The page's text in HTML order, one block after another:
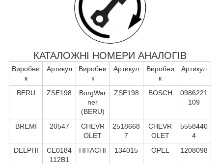
КАТАЛОЖНІ НОМЕРИ АНАЛОГІВ
Виробни
к
Артикул
Виробни
к
Артикул
Виробни
к
Артикул
BERU ZSE198
BorgWar
ner
(BERU)
ZSE198 BOSCH
0986221
109
BREMI 20547
CHEVR
OLET
2518668
7
CHEVR
OLET
5558440
4
DELPHI
CE0184
112B1
HITACHI 134015 OPEL 1208098